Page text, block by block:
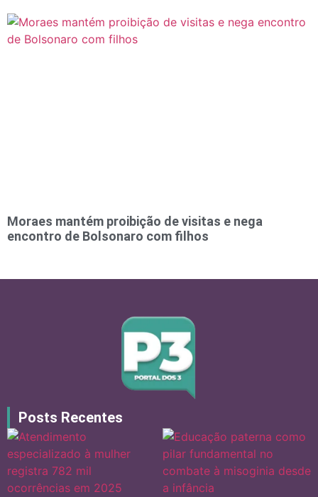
Moraes mantém proibição de visitas e nega
encontro de Bolsonaro com filhos
Posts Recentes